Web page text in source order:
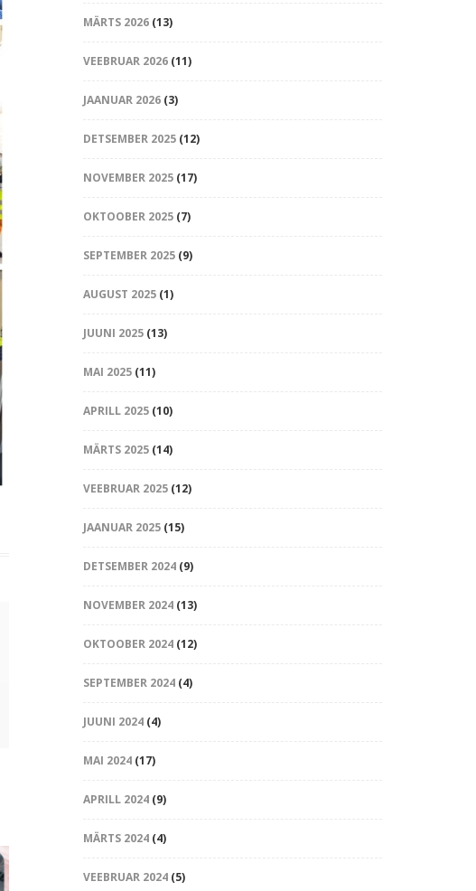
MÄRTS 2026(13)
VEEBRUAR 2026(11)
JAANUAR 2026(3)
DETSEMBER 2025(12)
NOVEMBER 2025(17)
OKTOOBER 2025(7)
SEPTEMBER 2025(9)
AUGUST 2025(1)
JUUNI 2025(13)
MAI 2025(11)
APRILL 2025(10)
MÄRTS 2025(14)
VEEBRUAR 2025(12)
JAANUAR 2025(15)
DETSEMBER 2024(9)
NOVEMBER 2024(13)
OKTOOBER 2024(12)
SEPTEMBER 2024(4)
JUUNI 2024(4)
MAI 2024(17)
APRILL 2024(9)
MÄRTS 2024(4)
VEEBRUAR 2024(5)